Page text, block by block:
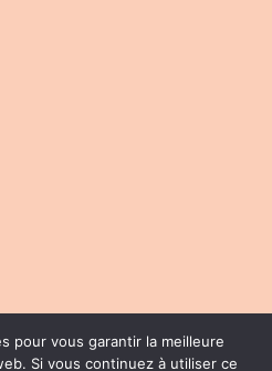
pour vous garantir la meilleure
Si vous continuez à utiliser ce